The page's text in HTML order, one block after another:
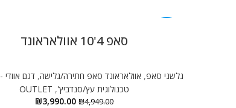
סאפ 4'10 אוולאראונד
גלשני סאפ, אוולאראונד סאפ חתירה/גלישה, דגם אוודי - Woodie
טכנולוגית עץ/סנדביץ',
OUTLET
₪4,949.00
₪3,990.00